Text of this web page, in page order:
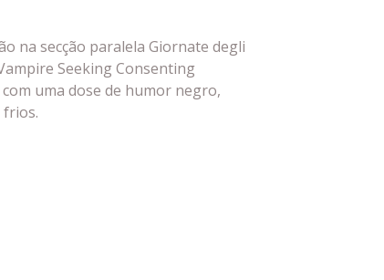
na secção paralela Giornate degli
Seeking Consenting
uma dose de humor negro,
frios.